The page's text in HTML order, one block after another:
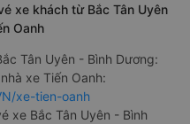
xe khách từ Bắc Tân Uyên
Oanh
Tân Uyên - Bình Dương:
xe Tiến Oanh:
xe-tien-oanh
xe Bắc Tân Uyên - Bình